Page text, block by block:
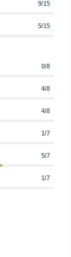
9/15
5/15
0/8
4/8
4/8
1/7
5/7
1/7